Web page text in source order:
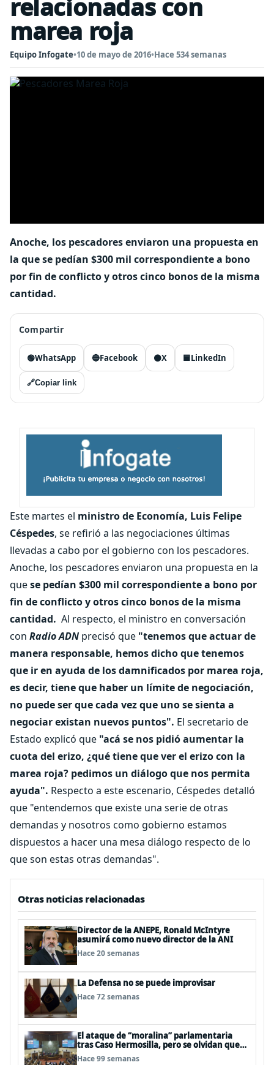
relacionadas con
marea roja
Equipo Infogate•10 de mayo de 2016•Hace 534 semanas
Anoche, los pescadores enviaron una propuesta en
la que se pedían $300 mil correspondiente a bono
por fin de conflicto y otros cinco bonos de la misma
cantidad.
Compartir
🟢WhatsApp 🔵Facebook ⚫X 🟦LinkedIn
🔗Copiar link
Este martes el ministro de Economía, Luis Felipe
Céspedes, se refirió a las negociaciones últimas
llevadas a cabo por el gobierno con los pescadores.
Anoche, los pescadores enviaron una propuesta en la
quese pedían $300 mil correspondiente a bono por
fin de conflicto y otros cinco bonos de la misma
cantidad. Al respecto, el ministro en conversación
con Radio ADN precisó que "tenemos que actuar de
manera responsable, hemos dicho que tenemos
que ir en ayuda de los damnificados por marea roja,
es decir, tiene que haber un límite de negociación,
no puede ser que cada vez que uno se sienta a
negociar existan nuevos puntos". El secretario de
Estado explicó que "acá se nos pidió aumentar la
cuota del erizo, ¿qué tiene que ver el erizo con la
marea roja? pedimos un diálogo que nos permita
ayuda". Respecto a este escenario, Céspedes detalló
que "entendemos que existe una serie de otras
demandas y nosotros como gobierno estamos
dispuestos a hacer una mesa diálogo respecto de lo
que son estas otras demandas".
Otras noticias relacionadas
Director de la ANEPE, Ronald McIntyre
asumirá como nuevo director de la ANI
Hace 20 semanas
La Defensa no se puede improvisar
Hace 72 semanas
El ataque de “moralina” parlamentaria
tras Caso Hermosilla, pero se olvidan que
son los peor evaluados
Hace 99 semanas